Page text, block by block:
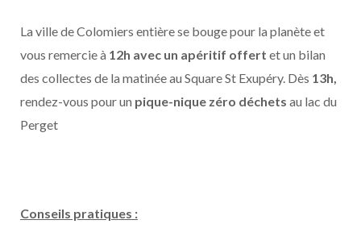
La ville de Colomiers entière se bouge pour la planète et
vous remercie à 12h avec un apéritif offert et un bilan
des collectes de la matinée au Square St Exupéry. Dès 13h,
rendez-vous pour un pique-nique zéro déchets au lac du
Perget
Conseils pratiques :